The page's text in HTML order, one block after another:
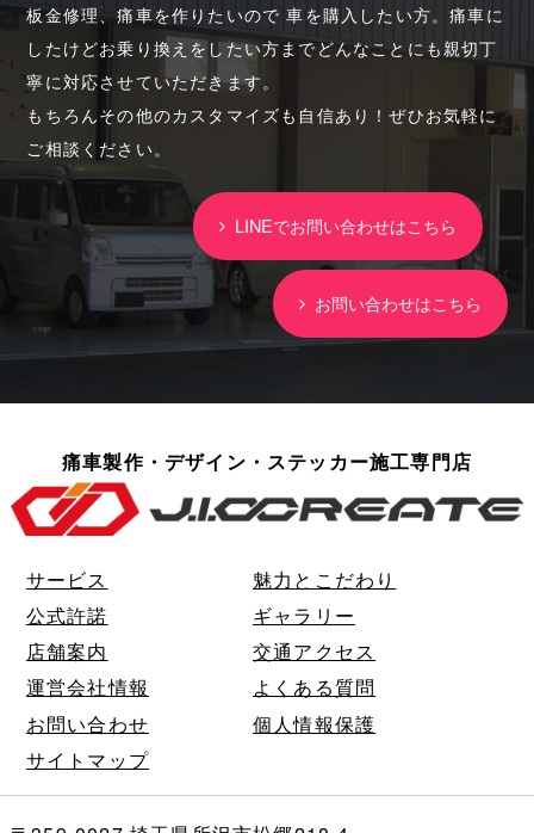
板金修理、痛車を作りたいので 車を購入したい方。痛車に
したけどお乗り換えをしたい方までどんなことにも親切丁
寧に対応させていただきます。
もちろんその他のカスタマイズも自信あり！ぜひお気軽に
ご相談ください。
LINEでお問い合わせはこちら
お問い合わせはこちら
痛車製作・デザイン・ステッカー施工専門店
サービス
魅力とこだわり
公式許諾
ギャラリー
店舗案内
交通アクセス
運営会社情報
よくある質問
お問い合わせ
個人情報保護
サイトマップ